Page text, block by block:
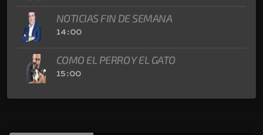
NOTICIAS FIN DE SEMANA
14:00
COMO EL PERRO Y EL GATO
15:00